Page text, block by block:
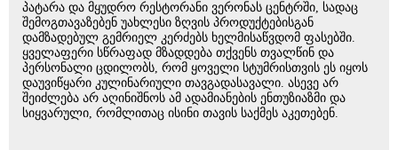
პატარა და მყუდრო რესტორანი ვერონას ცენტრში, სადაც
შემოგთავაზებენ უახლესი ზღვის პროდუქტებისგან
დამზადებულ გემრიელ კერძებს ხელმისაწვდომ ფასებში.
ყველაფერი სწრაფად მზადდება თქვენს თვალწინ და
პერსონალი ცდილობს, რომ ყოველი სტუმრისთვის ეს იყოს
დაუვიწყარი კულინარიული თავგადასავალი. ასევე არ
შეიძლება არ აღინიშნოს ამ ადამიანების ენთუზიაზმი და
სიყვარული, რომლითაც ისინი თავის საქმეს აკეთებენ.